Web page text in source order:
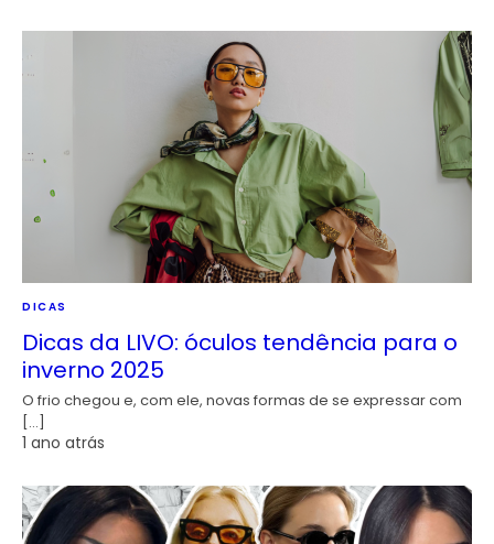
DICAS
Dicas da LIVO: óculos tendência para o
inverno 2025
O frio chegou e, com ele, novas formas de se expressar com
[…]
1 ano atrás